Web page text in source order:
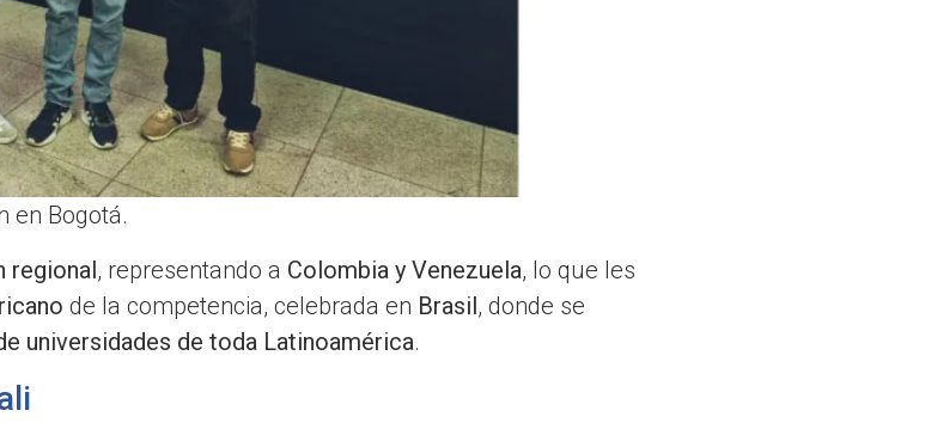
en Bogotá.
regional, representando a Colombia y Venezuela, lo que les
de la competencia, celebrada en Brasil, donde se
universidades de toda Latinoamérica.